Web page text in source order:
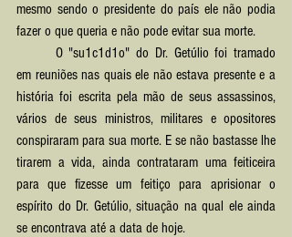
mesmo sendo o presidente do país ele não podia
fazer o que queria e não pode evitar sua morte.
em reuniões nas quais ele não estava presente e a
história foi escrita pela mão de seus assassinos,
vários de seus ministros, militares e opositores
conspiraram para sua morte. E se não bastasse lhe
tirarem a vida, ainda contrataram uma feiticeira
para que fizesse um feitiço para aprisionar o
espírito do Dr. Getúlio, situação na qual ele ainda
se encontrava até a data de hoje.